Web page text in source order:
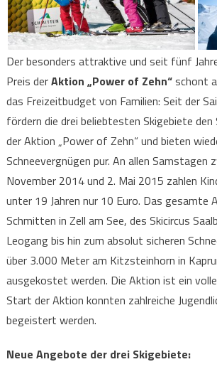
Der besonders attraktive und seit fünf
Preis derAktion „Power of Zehn“schont
das Freizeitbudget von Familien: Seit der
fördern die drei beliebtesten Skigebiete den
der Aktion „Power of Zehn“ und bieten
Schneevergnügen pur. An allen Samstagen
November 2014 und 2. Mai 2015 zahlen
unter 19 Jahren nur 10 Euro. Das gesamte
Schmitten in Zell am See, des Skicircus
Leogang bis hin zum absolut sicheren
über 3.000 Meter am Kitzsteinhorn in
ausgekostet werden. Die Aktion ist ein
Start der Aktion konnten zahlreiche
begeistert werden.
Neue Angebote der drei Skigebiete: